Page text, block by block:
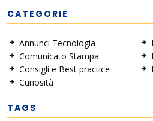
CATEGORIE
Annunci Tecnologia
Comunicato Stampa
Consigli e Best practice
Curiosità
TAGS